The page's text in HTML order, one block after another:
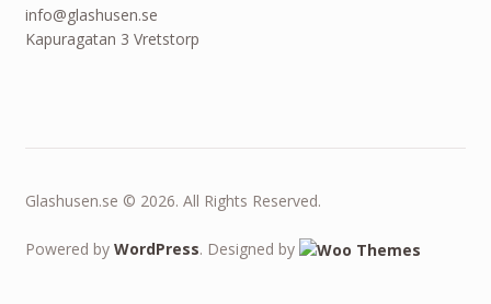
info@glashusen.se
Kapuragatan 3 Vretstorp
Glashusen.se © 2026. All Rights Reserved.
Powered by WordPress. Designed by